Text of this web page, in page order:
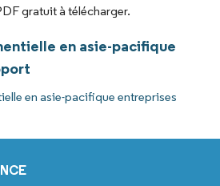
gratuit à télécharger.
en asie-pacifique
en asie-pacifique entreprises